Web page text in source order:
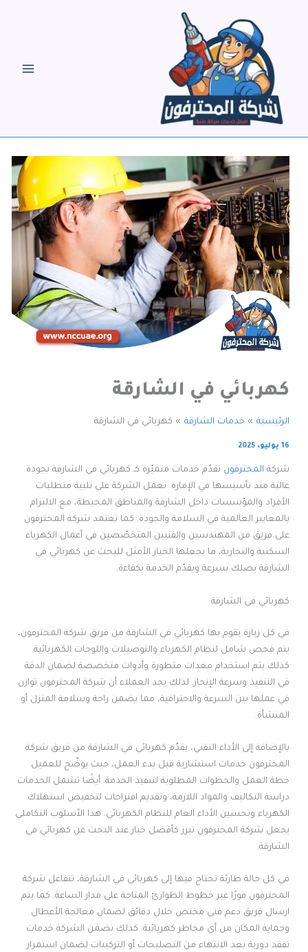
كهربائي في الشارقة
الرئيسية خدمات الشارقة كهربائي في الشارقة
16 يوليو، 2025
شركة المحترفون تقدّم خدمات متميّزة كـ كهربائي في الشارقة بجودة
عالية منذ تأسيسها في الإمارة. تعمل الشركة على تلبية متطلبات
الأفراد والمؤسسات داخل الشارقة والمناطق المحيطة، مع الالتزام
بالمعايير العالمية في السلامة والجودة. كما تعتمد شركة المحترفون
على فريق من المهندسين والفنيين المتخصّصين في أعمال الكهرباء
السكنية والتجارية، ما يجعلها الخيار الأمثل للبحث عن كهربائي في
الشارقة يصلك بسرعة ويقدّم الخدمة بكفاءة.
كهربائي في الشارقة
في كل زيارة يقوم بها كهربائي في الشارقة من فريق شركة المحترفون،
يتم فحص شامل لنظام الكهرباء والتوصيلات واللوحات الكهربائية.
كذلك يتم استخدام معدات متطورة وأدوات متخصصة لضمان الدقة
في التنفيذ وسرعة الإنجاز. لذلك يجد العملاء أن شركة المحترفون توازن
في عملها بين السرعة والاحترافية، مما يضمن راحة وسلامة المنزل أو
المنشأة.
بالإضافة إلى الأداء التقني، يقدّم كهربائي في الشارقة من فريق شركة
المحترفون خدمات استشارية قبل بدء العمل، حيث يوضّح للعميل
خطة العمل والخطوات المطلوبة لتنفيذ الخدمة. أيضًا تشمل الخدمات
دراسة التكاليف والمواد اللازمة، وتقديم اقتراحات لتخفيض استهلاك
الكهرباء وتحسين الأداء العام للنظام الكهربائي. هذا الأسلوب التكاملي
يجعل شركة المحترفون تبرز كأفضل خيار عند البحث عن كهربائي في
الشارقة.
في كل حالة طارئة تحتاج فيها إلى كهربائي في الشارقة، تتفاعل شركة
المحترفون فورًا عبر خطوط الطوارئ المتاحة على مدار الساعة. كما يتم
ارسال فريق دعم فني مختص خلال دقائق لضمان معالجة الأعطال
وحماية المكان من أي مخاطر كهربائية. كذلك تضمن الشركة خدمات
تفقد دورية بعد الانتهاء من التصليحات أو التركيبات لضمان استمرار